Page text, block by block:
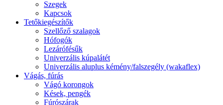
Szegek
Kapcsok
Tetőkiegészítők
Szellőző szalagok
Hófogók
Lezárófésűk
Univerzális kúpalátét
Univerzális aluplus kémény/falszegély (wakaflex)
Vágás, fúrás
Vágó korongok
Kések, pengék
Fúrószárak